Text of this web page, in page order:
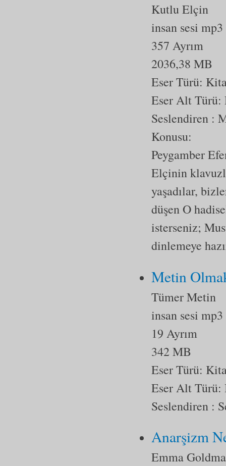
Kutlu Elçin
insan sesi mp3
357 Ayrım
2036,38 MB
Eser Türü:
Eser Alt Türü:
Seslendiren :
Konusu:
Peygamber
Elçinin
yaşadılar,
düşen O
isterseniz;
dinlemeye
Metin
Tümer Metin
insan sesi mp3
19 Ayrım
342 MB
Eser Türü:
Eser Alt Türü:
Seslendiren :
Anarşizm
Emma